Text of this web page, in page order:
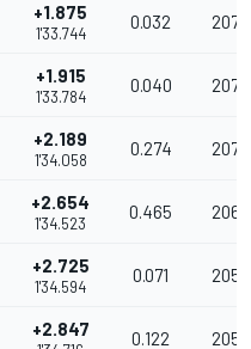
+1.875
1'33.744
0.032
+1.915
1'33.784
0.040
+2.189
1'34.058
0.274
+2.654
1'34.523
0.465
+2.725
1'34.594
0.071
+2.847 0.122